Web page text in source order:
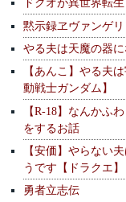
黙示録ヱヴァンゲ
やる夫は天魔の器
【あんこ】やる夫
動戦士ガンダム】
【R-18】なんかふ
をするお話
【安価】やらない
うです【ドラクエ】
勇者立志伝